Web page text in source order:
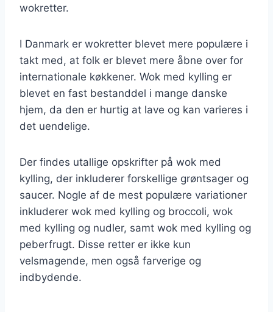
wokretter.
I Danmark er wokretter blevet mere populære i
takt med, at folk er blevet mere åbne over for
internationale køkkener. Wok med kylling er
blevet en fast bestanddel i mange danske
hjem, da den er hurtig at lave og kan varieres i
det uendelige.
Der findes utallige opskrifter på wok med
kylling, der inkluderer forskellige grøntsager og
saucer. Nogle af de mest populære variationer
inkluderer wok med kylling og broccoli, wok
med kylling og nudler, samt wok med kylling og
peberfrugt. Disse retter er ikke kun
velsmagende, men også farverige og
indbydende.